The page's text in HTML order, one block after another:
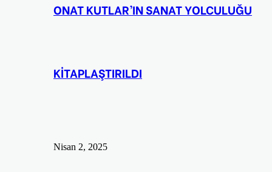
ONAT KUTLAR’IN SANAT YOLCULUĞU
KİTAPLAŞTIRILDI
Nisan 2, 2025